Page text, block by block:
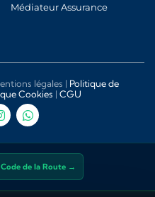
Médiateur Assurance
légales | Politique de
Cookies | CGU
Code de la Route →